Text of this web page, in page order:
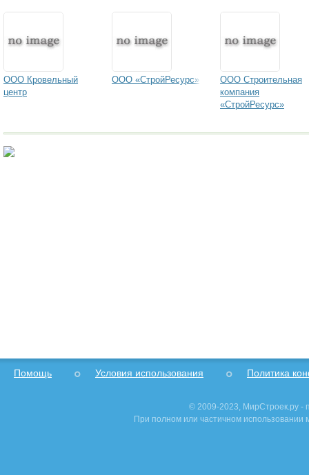
ООО Кровельный
центр
ООО «СтройРесурс»
ООО Строительная
компания
«СтройРесурс»
Помощь Условия использования Политика
© 2009-2023, МирСтроек.ру -
При полном или частичном использовании